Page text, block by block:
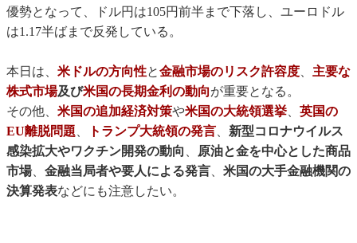
優勢となって、ドル円は105円前半まで下落し、ユーロドル
は1.17半ばまで反発している。
本日は、 米ドルの方向性と金融市場のリスク許容度、 主要な
株式市場及び米国の長期金利の動向が重要となる。
その他、 米国の追加経済対策や米国の大統領選挙、 英国の
EU離脱問題、 トランプ大統領の発言、 新型コロナウイルス
感染拡大やワクチン開発の動向 、 原油と金を中心とした商品
市場、 金融当局者や要人による発言、 米国の大手金融機関の
決算発表などにも注意したい。